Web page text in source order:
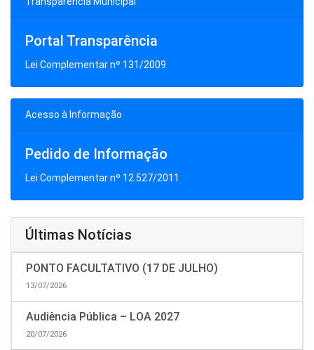
Portal Transparência
Lei Complementar nº 131/2009
Acesso à Informação
Pedido de Informação
Lei Complementar nº 12.527/2011
Últimas Notícias
PONTO FACULTATIVO (17 DE JULHO)
13/07/2026
Audiência Pública – LOA 2027
20/07/2026